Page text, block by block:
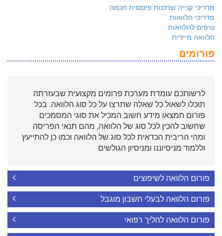
מדריכי קנייה וצרכנות פיננסית חכמה
מדריכי הלוואות
טיפים להלוואות
הלוואה מיידית
פורומים
לרשותכם עומדת מערכת פרומים מקצועית שבעזרתה
תוכלו לשאול כל שאלה שתרצו על כל סוג הלוואה. בכל
פורום תמצאו מידע חשוב המכיל את סוגי המסמכים
שחשוב להכין לכל סוג של הלוואה, מהם תנאי הפריסה
ומהי הריבית הכדאית לכל סוג של הלוואה וכמו כן להתייעץ
וללמוד מניסיוננו ומניסיון הגולשים
פורום הלוואה לשיפוצים
פורום הלוואה לבעלי חשבון מוגבל
פורום הלוואה להליך רפואי